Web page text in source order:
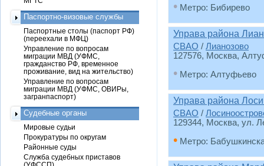
• Метро: Бибирево
Управа района
СВАО / Лианозово
127576, Москва,
• Метро: Алтуфьево
Управа района
СВАО /
129344, Москва, ул.
• Метро:
Паспортно-визовые службы
Паспортные столы (паспорт РФ)
(переехали в МФЦ)
Управление по вопросам
миграции МВД (УФМС,
гражданство РФ, временное
проживание, вид на жительство)
Управление по вопросам
миграции МВД (УФМС, ОВИРы,
загранпаспорт)
Судебные органы
Мировые судьи
Прокуратуры по округам
Районные суды
Служба судебных приставов